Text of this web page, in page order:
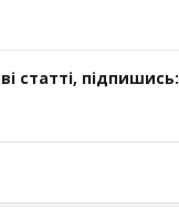
статті, підпишись: